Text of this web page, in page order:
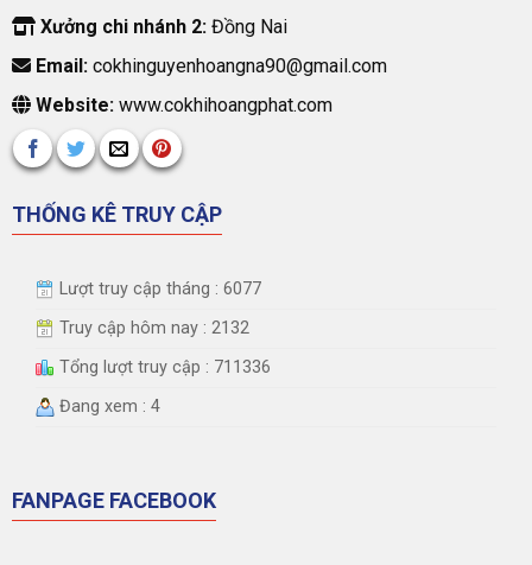
Xưởng chi nhánh 2:Đồng Nai
Email:cokhinguyenhoangna90@gmail.com
Website:www.cokhihoangphat.com
THỐNG KÊ TRUY CẬP
Lượt truy cập tháng : 6077
Truy cập hôm nay : 2132
Tổng lượt truy cập : 711336
Đang xem : 4
FANPAGE FACEBOOK